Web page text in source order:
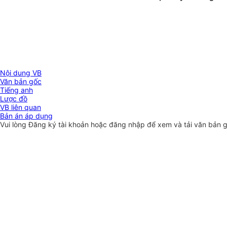
Nội dung VB
Văn bản gốc
Tiếng anh
Lược đồ
VB liên quan
Bản án áp dụng
Vui lòngĐăng ký tài khoản hoặc đăng nhập để xem và tải văn bản